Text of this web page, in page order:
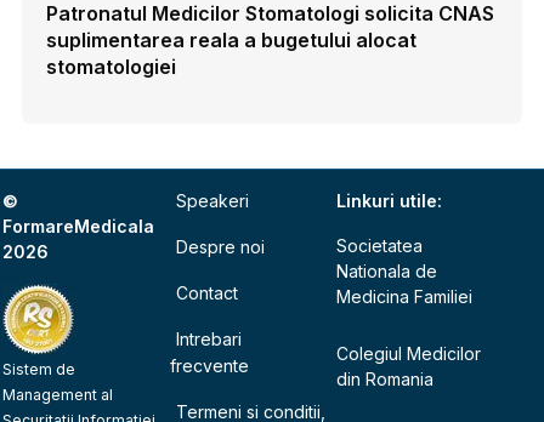
Patronatul Medicilor Stomatologi solicita CNAS
suplimentarea reala a bugetului alocat
stomatologiei
©
FormareMedicala
2026
Sistem de
Management al
Speakeri
Despre noi
Contact
Intrebari
frecvente
Termeni si conditii,
Linkuri utile:
Societatea
Nationala de
Medicina Familiei
Colegiul Medicilor
din Romania